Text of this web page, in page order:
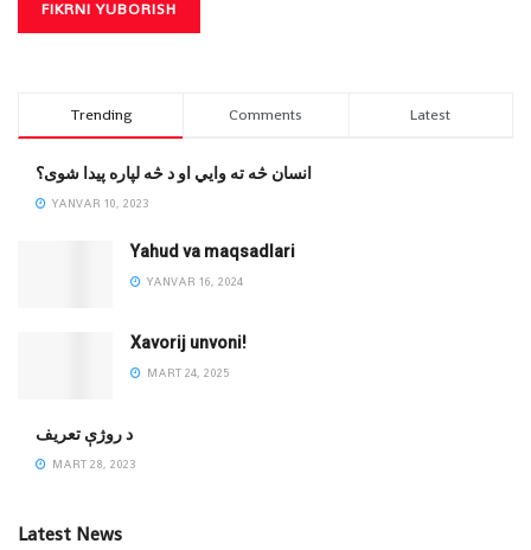
Trending Comments Latest
انسان څه ته وایي او د څه لپاره پیدا شوی؟
YANVAR 10, 2023
Yahud va maqsadlari
YANVAR 16, 2024
Xavorij unvoni!
MART 24, 2025
‌د روژې تعریف
MART 28, 2023
Latest News